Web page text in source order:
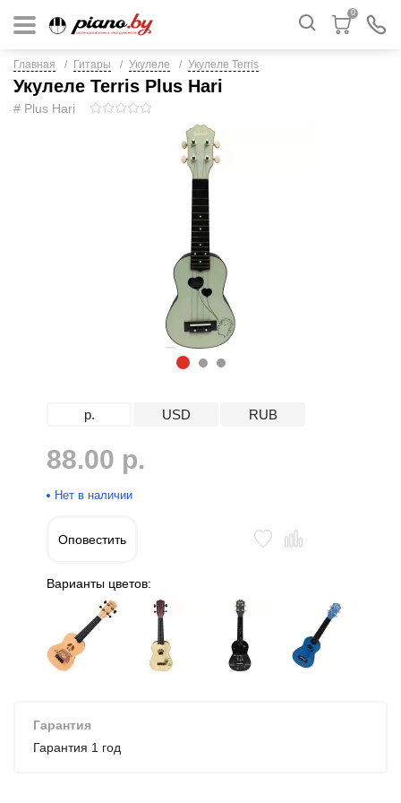
0
Главная Гитары Укулеле Укулеле Terris
Укулеле Terris Plus Hari
# Plus Hari
1 2 3
р. USD RUB
88.00 р.
Нет в наличии
Оповестить
Варианты цветов:
Гарантия
Гарантия 1 год